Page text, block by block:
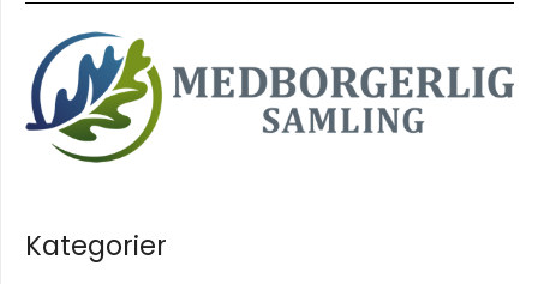
Kategorier